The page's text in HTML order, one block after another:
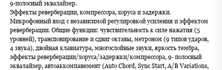
9-полосный эквалайзер.
Эффекты реверберации, компрессора, хоруса и задержки.
Микрофонный вход с независимой регулировкой усиления и эффектом
реверберации. Общие функции: чувствительность к силе нажатия (5
уровней), транспонирование и сдвиг октавы, метроном (9 типов ударов,
4 звука), двойная клавиатура, многослойные звуки, яркость тембра,
эффекты реверберации/хоруса/задержки/компрессора, 9- полосный
эквалайзер, автоаккомпанемент (Auto Chord, Sync Start, A/B Variations,